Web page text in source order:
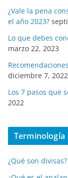
¿Vale la pena
el año 2023?
Lo que debes
marzo 22, 2023
diciembre 7, 2022
Los 7 pasos que
2022
Terminología
¿Qué son divisas?